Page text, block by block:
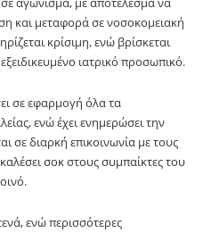
και μεταφορά σε νοσοκομειακή
κρίσιμη, ενώ βρίσκεται
ιατρικό προσωπικό.
σε εφαρμογή όλα τα
ενώ έχει ενημερώσει την
σε διαρκή επικοινωνία με τους
σοκ στους συμπαίκτες του
ενώ περισσότερες